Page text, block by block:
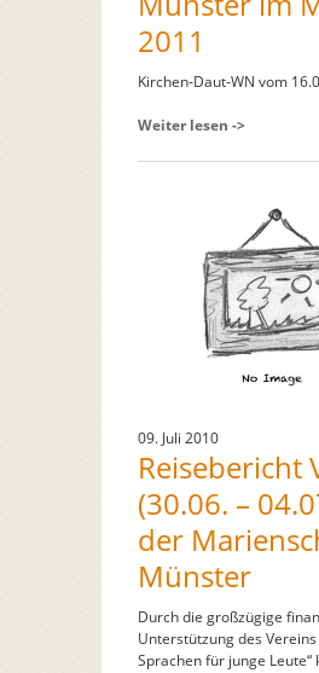
2011
Kirchen-Daut-WN vom
Weiter lesen ->
09. Juli 2010
Reisebericht
(30.06. –
der
Münster
Durch die großzügige
Unterstützung des Vereins
Sprachen für junge Leute“